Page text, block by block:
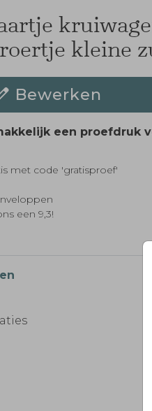
kleine
Bewerken
een proefdruk
met code 'gratisproef'
een 9,3!